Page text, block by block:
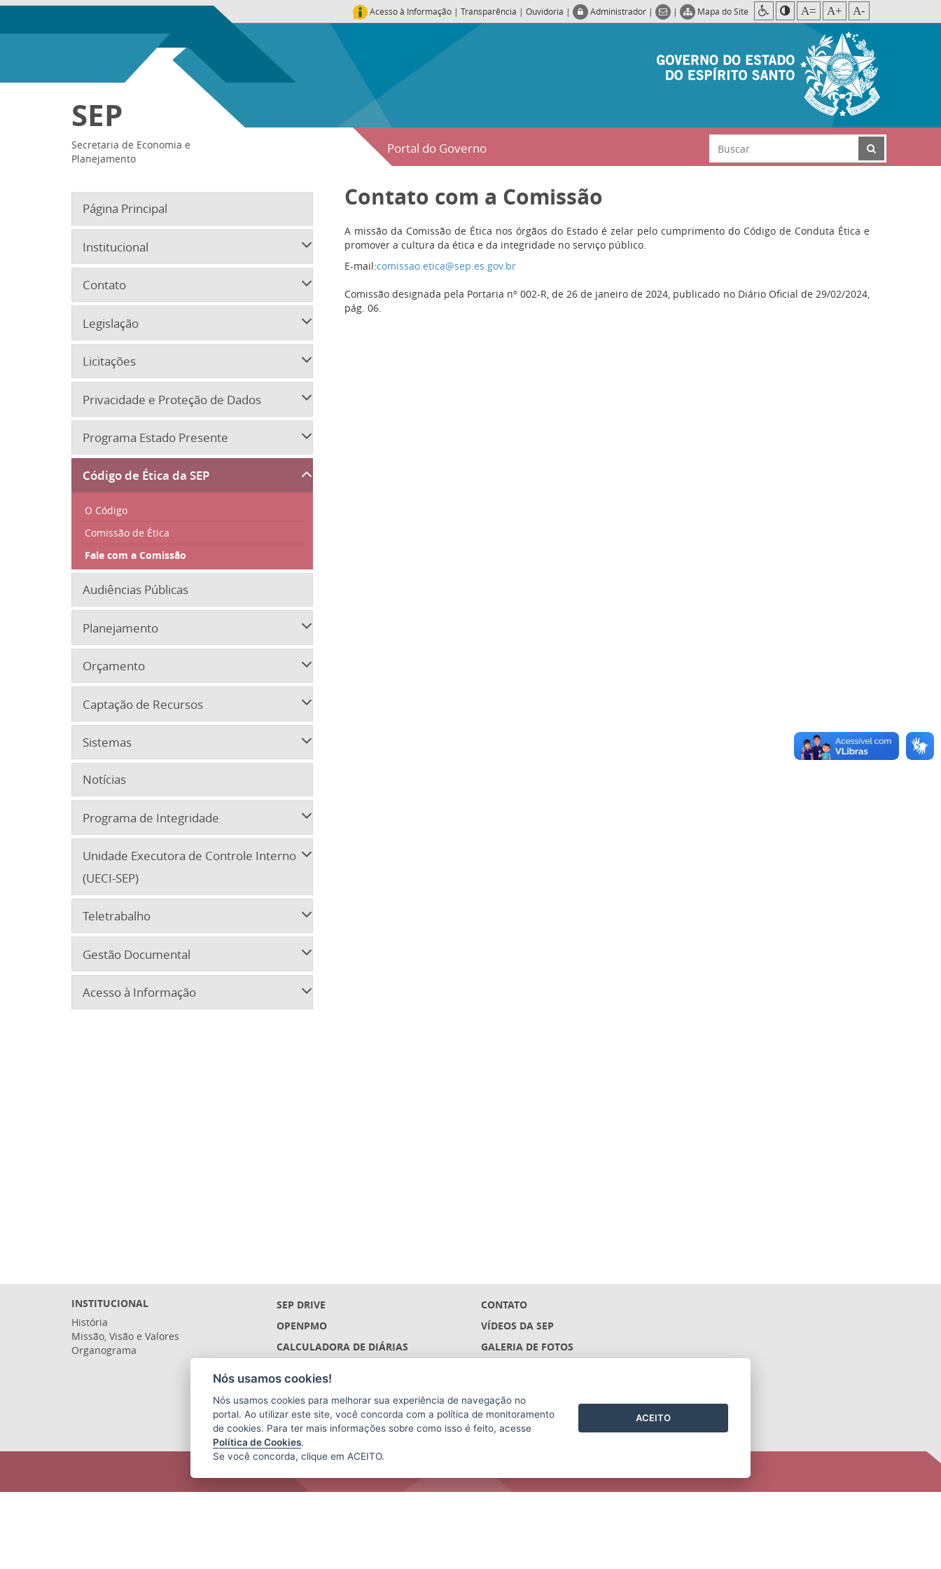
Acesso à Informação | Transparência | Ouvidoria | Administrador | | Mapa do Site A= A+ A-
Portal do Governo
SEP
Secretaria de Economia e
Planejamento
Página Principal
Institucional
Contato
Legislação
Licitações
Privacidade e Proteção de Dados
Programa Estado Presente
Código de Ética da SEP
O Código
Comissão de Ética
Fale com a Comissão
Audiências Públicas
Planejamento
Orçamento
Captação de Recursos
Sistemas
Notícias
Programa de Integridade
Unidade Executora de Controle Interno
(UECI-SEP)
Teletrabalho
Gestão Documental
Acesso à Informação
Contato com a Comissão
A missão da Comissão de Ética nos órgãos do Estado é zelar pelo cumprimento do Código de Conduta Ética e
promover a cultura da ética e da integridade no serviço público.
E-mail:comissao.etica@sep.es.gov.br
Comissão designada pela Portaria nº 002-R, de 26 de janeiro de 2024, publicado no Diário Oficial de 29/02/2024,
pág. 06.
INSTITUCIONAL
História
Missão, Visão e Valores
Organograma
SEP DRIVE
OPENPMO
CALCULADORA DE DIÁRIAS
SIGES (DESCONTINUADO)
CONTATO
VÍDEOS DA SEP
GALERIA DE FOTOS
Nós usamos cookies!
Nós usamos cookies para melhorar sua experiência de navegação no
portal. Ao utilizar este site, você concorda com a política de monitoramento
de cookies. Para ter mais informações sobre como isso é feito, acesse
Política de Cookies.
Se você concorda, clique em ACEITO.
ACEITO